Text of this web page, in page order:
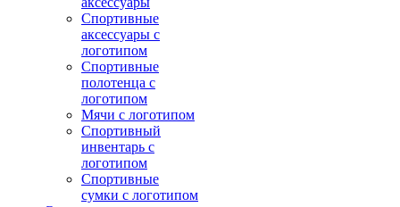
Спортивные
аксессуары с
логотипом
Спортивные
полотенца с
логотипом
Мячи с логотипом
Спортивный
инвентарь с
логотипом
Спортивные
сумки с логотипом